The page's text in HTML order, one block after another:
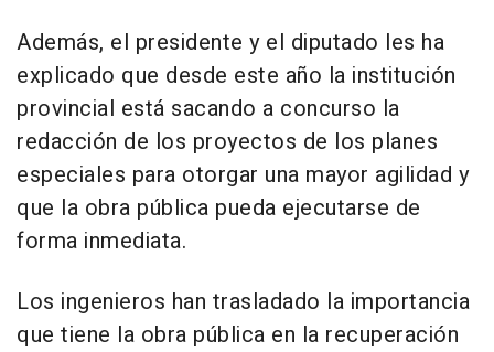
Además, el presidente y el diputado les ha
explicado que desde este año la institución
provincial está sacando a concurso la
redacción de los proyectos de los planes
especiales para otorgar una mayor agilidad y
que la obra pública pueda ejecutarse de
forma inmediata.
Los ingenieros han trasladado la importancia
que tiene la obra pública en la recuperación